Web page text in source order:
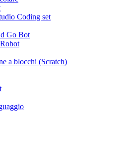
Coding set
Go Bot
a blocchi (Scratch)